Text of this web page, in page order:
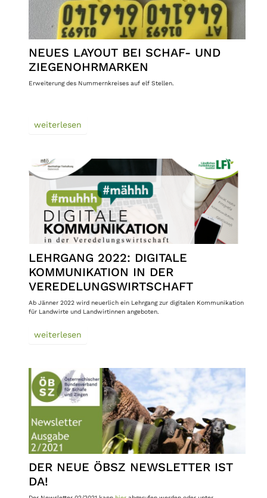
NEUES LAYOUT BEI SCHAF- UND
ZIEGENOHRMARKEN
Erweiterung des Nummernkreises auf elf Stellen.
weiterlesen
LEHRGANG 2022: DIGITALE
KOMMUNIKATION IN DER
VEREDELUNGSWIRTSCHAFT
Ab Jänner 2022 wird neuerlich ein Lehrgang zur digitalen Kommunikation
für Landwirte und Landwirtinnen angeboten.
weiterlesen
DER NEUE ÖBSZ NEWSLETTER IST
DA!